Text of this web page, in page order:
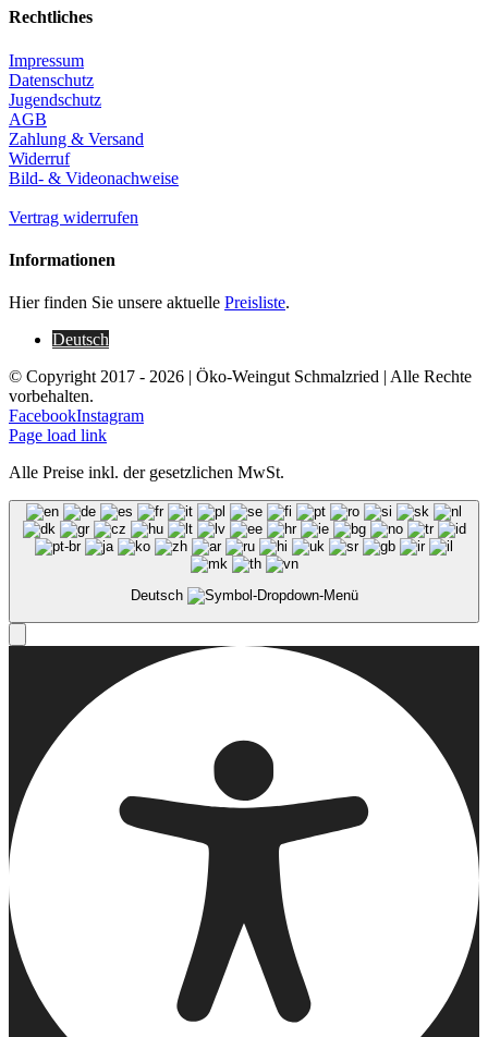
Rechtliches
Impressum
Datenschutz
Jugendschutz
AGB
Zahlung & Versand
Widerruf
Bild- & Videonachweise
Vertrag widerrufen
Informationen
Hier finden Sie unsere aktuelle Preisliste.
Deutsch
© Copyright 2017 - 2026 | Öko-Weingut Schmalzried | Alle Rechte
vorbehalten.
FacebookInstagram
Page load link
Alle Preise inkl. der gesetzlichen MwSt.
Deutsch